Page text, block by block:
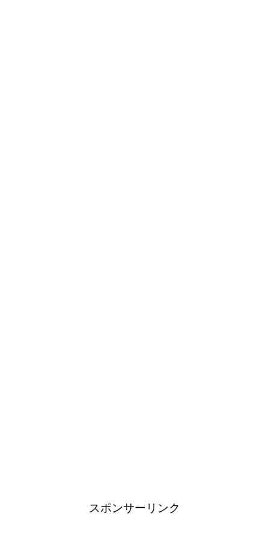
スポンサーリンク